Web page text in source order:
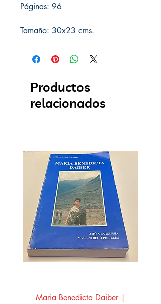
Páginas: 96
Tamaño: 30x23 cms.
Productos
relacionados
Maria Benedicta Daiber |